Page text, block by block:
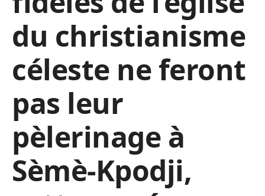
du christianisme
céleste ne feront
pas leur
pèlerinage à
Sèmè-Kpodji,